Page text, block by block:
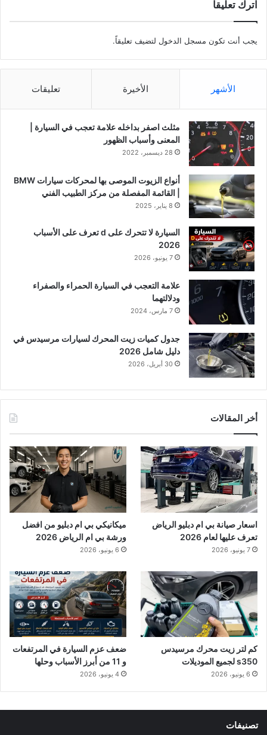
اترك تعليقاً
يجب أنت تكون مسجل الدخول لتضيف تعليقاً.
الأشهر الأخيرة تعليقات
مثلث اصفر بداخله علامة تعجب في السيارة |
المعنى وأسباب الظهور
28 ديسمبر، 2022
أنواع الزيوت الموصى بها لمحركات سيارات BMW
| القائمة المفصلة من مركز الطبيب الفني
8 يناير، 2025
السيارة لا تتحرك على d تعرف على الأسباب
2026
7 يونيو، 2026
علامة التعجب في السيارة الحمراء والصفراء
ودلالتهما
7 مارس، 2024
جدول كميات زيت المحرك لسيارات مرسيدس في
دليل شامل 2026
30 أبريل، 2026
أخر المقالات
اسعار صيانة بي ام دبليو الرياض
تعرف عليها لعام 2026
7 يونيو، 2026
ميكانيكي بي ام دبليو من افضل
ورشة بي ام الرياض 2026
6 يونيو، 2026
كم لتر زيت محرك مرسيدس
s350 لجميع الموديلات
6 يونيو، 2026
ضعف عزم السيارة في المرتفعات
و 11 من أبرز الأسباب وحلها
4 يونيو، 2026
تصنيفات